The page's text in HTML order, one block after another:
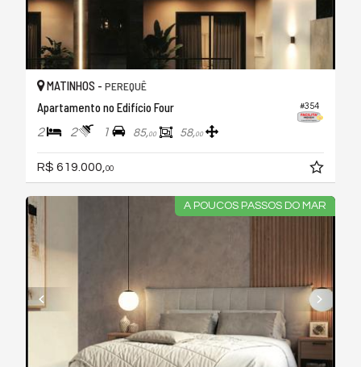
#354
MATINHOS - PEREQUÊ
Apartamento no Edifício Four
2 2 1 85,00 58,00
R$ 619.000, 00
A POUCOS PASSOS DO MAR